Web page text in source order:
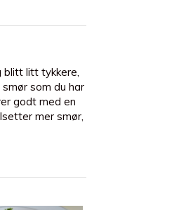
blitt litt tykkere,
som du har
godt med en
mer smør,